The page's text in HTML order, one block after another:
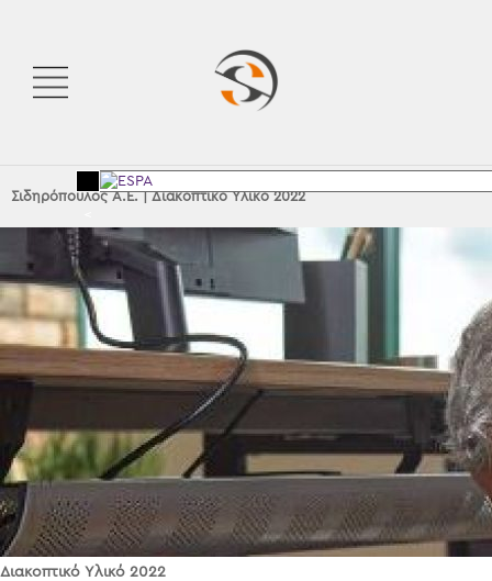
Σιδηρόπουλος Α.Ε.|Διακοπτικό Υλικό 2022
Διακοπτικό Υλικό 2022